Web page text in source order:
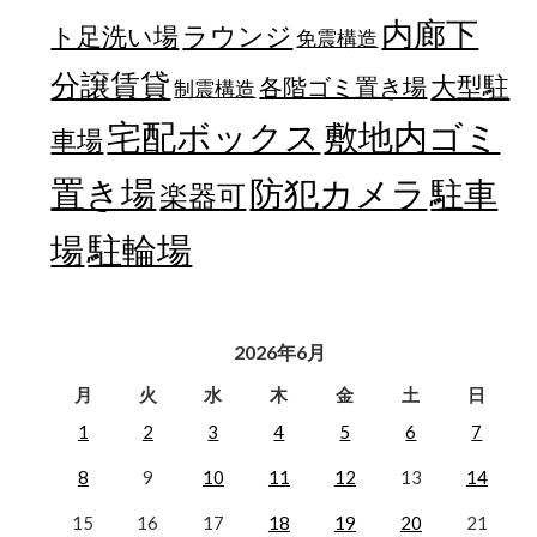
ト足洗い場 ラウンジ 免震構造 内廊下
分譲賃貸 制震構造 各階ゴミ置き場大型駐
車場宅配ボックス 敷地内ゴミ
置き場楽器可防犯カメラ 駐車
場駐輪場
2026年6月
月 火 水 木 金 土
日
1
2 3 4 5 6 7
8 9 10 11 12 13 14
15 16 17 18 19 20 21